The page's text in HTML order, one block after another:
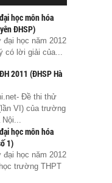
học môn hóa
ĐHSP)
học năm 2012
có lời giải của...
2011 (ĐHSP Hà
Đề thi thử
VI) của trường
Nội...
học môn hóa
1)
học năm 2012
trường THPT